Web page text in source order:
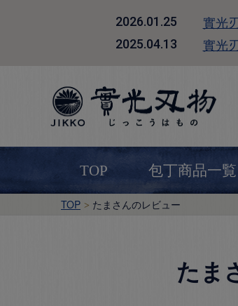
2026.01.25 實光
2025.04.13 實光
TOP 包丁商品一覧
TOP たまさんのレビュー
たま